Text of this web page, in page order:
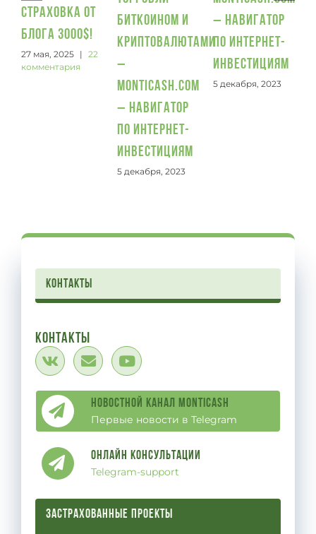
Страховка от
блога 3000$!
27 мая, 2025 | 22
комментария
биткоином и
криптовалютами
–
Monticash.com
– Навигатор
по интернет-
инвестициям
5 декабря, 2023
– Навигатор
по интернет-
инвестициям
5 декабря, 2023
контакты
Контакты
Новостной канал Monticash
Первые новости в Telegram
Онлайн Консультации
Telegram-support
ЗАСТРАХОВАННЫЕ ПРОЕКТЫ